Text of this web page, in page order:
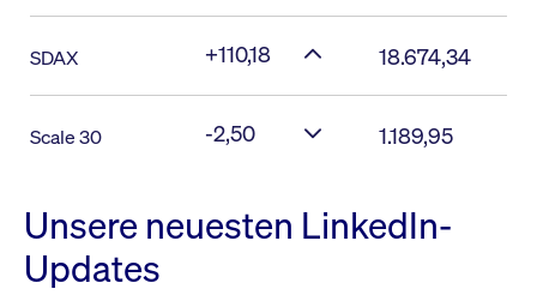
SDAX +110,18 18.674,34
Scale 30 -2,50 1.189,95
Unsere neuesten LinkedIn-
Updates